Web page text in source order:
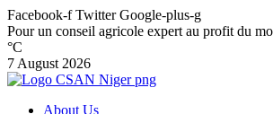
Facebook-f Twitter Google-plus-g
Pour un conseil agricole expert au profit du
°C
7 August 2026
About Us